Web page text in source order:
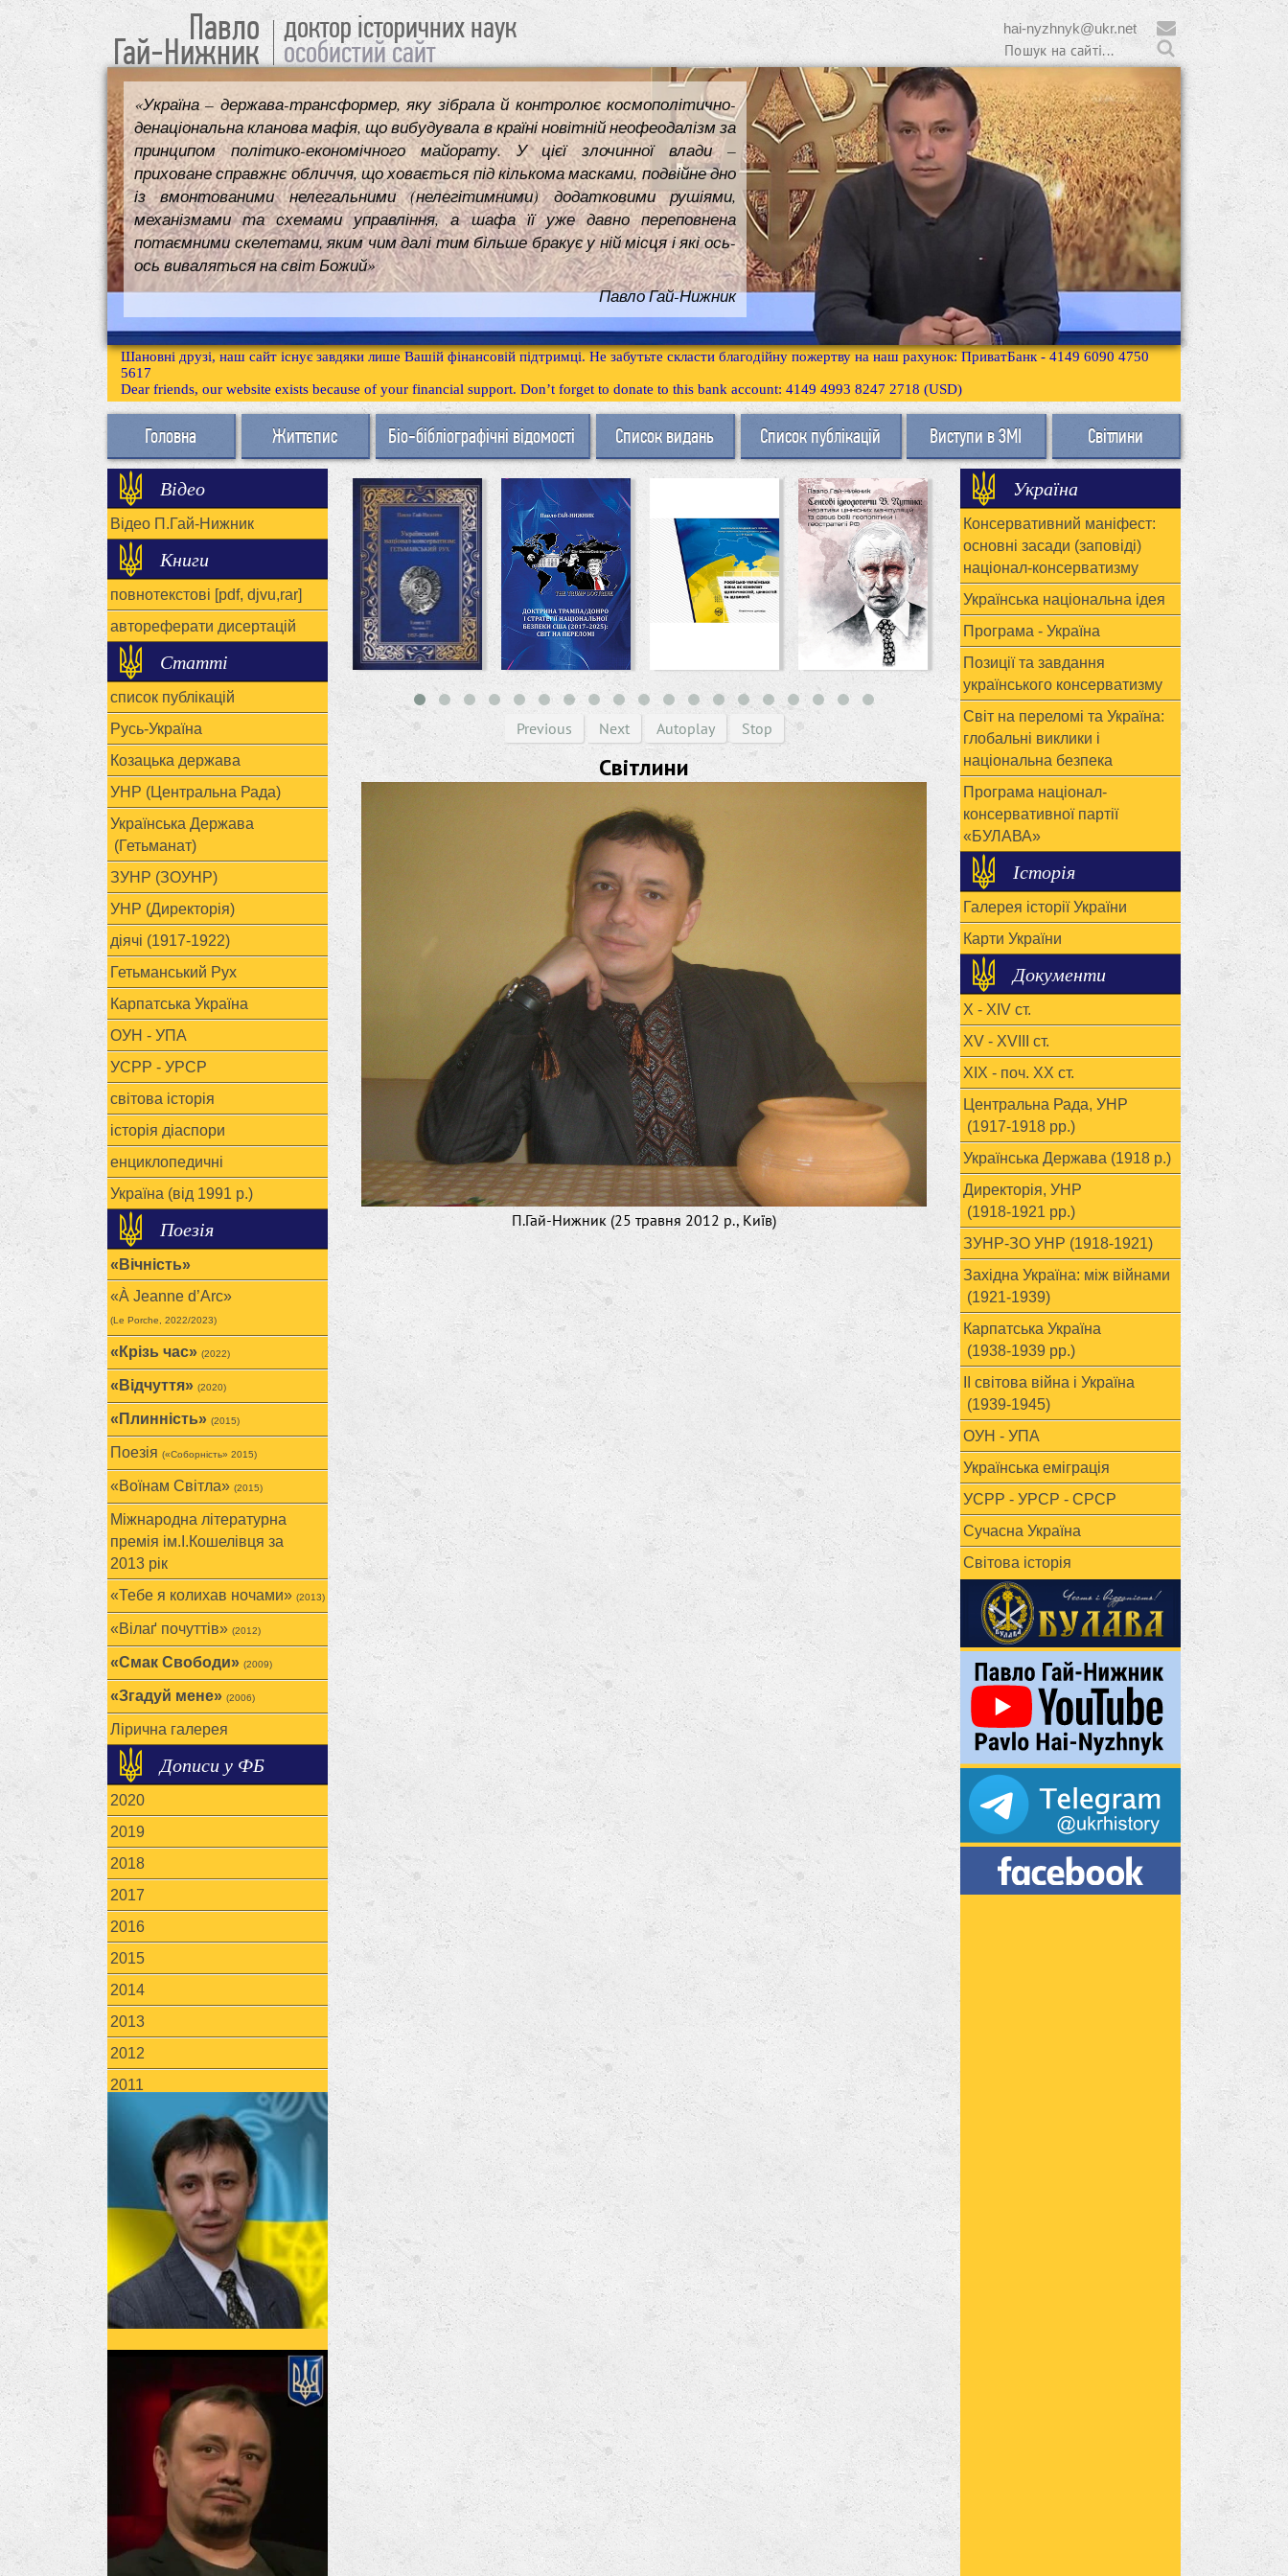
Павло
Гай-Нижник
доктор історичних наук
особистий сайт
hai-nyzhnyk@ukr.net
«Україна – держава-трансформер, яку зібрала й контролює космополітично-
денаціональна кланова мафія, що вибудувала в країні новітній неофеодалізм за
принципом політико-економічного майорату. У цієї злочинної влади –
приховане справжнє обличчя, що ховається під кількома масками, подвійне дно
із вмонтованими нелегальними (нелегітимними) додатковими рушіями,
механізмами та схемами управління, а шафа її уже давно переповнена
потаємними скелетами, яким чим далі тим більше бракує у ній місця і які ось-
ось виваляться на світ Божий»
Павло Гай-Нижник
Шановні друзі, наш сайт існує завдяки лише Вашій фінансовій підтримці. Не забутьте скласти благодійну пожертву на наш рахунок: ПриватБанк - 4149 6090 4750
5617
Dear friends, our website exists because of your financial support. Don’t forget to donate to this bank account: 4149 4993 8247 2718 (USD)
Головна Життєпис Біо-бібліографічні відомості Список видань Список публікацій Виступи в ЗМІ Світлини
Відео
Відео П.Гай-Нижник
Книги
повнотекстові [pdf, djvu,rar]
автореферати дисертацій
Статті
список публікацій
Русь-Україна
Козацька держава
УНР (Центральна Рада)
Українська Держава
(Гетьманат)
ЗУНР (ЗОУНР)
УНР (Директорія)
діячі (1917-1922)
Гетьманський Рух
Карпатська Україна
ОУН - УПА
УСРР - УРСР
світова історія
історія діаспори
енциклопедичні
Україна (від 1991 р.)
Поезія
«Вічність»
«À Jeanne d’Arc»
(Le Porche, 2022/2023)
«Крізь час» (2022)
«Відчуття» (2020)
«Плинність» (2015)
Поезія («Соборність» 2015)
«Воїнам Cвітла» (2015)
Міжнародна літературна
премія ім.І.Кошелівця за
2013 рік
«Тебе я колихав ночами» (2013)
«Вілаґ почуттів» (2012)
«Смак Свободи» (2009)
«Згадуй мене» (2006)
Лірична галерея
Дописи у ФБ
2020
2019
2018
2017
2016
2015
2014
2013
2012
2011
Previous Next Autoplay Stop
Світлини
П.Гай-Нижник (25 травня 2012 р., Київ)
Україна
Консервативний маніфест:
основні засади (заповіді)
націонал-консерватизму
Українська національна ідея
Програма - Україна
Позиції та завдання
українського консерватизму
Світ на переломі та Україна:
глобальні виклики і
національна безпека
Програма націонал-
консервативної партії
«БУЛАВА»
Історія
Галерея історії України
Карти України
Документи
X - XIV ст.
XV - XVIII ст.
ХІХ - поч. ХХ ст.
Центральна Рада, УНР
(1917-1918 рр.)
Українська Держава (1918 р.)
Директорія, УНР
(1918-1921 рр.)
ЗУНР-ЗО УНР (1918-1921)
Західна Україна: між війнами
(1921-1939)
Карпатська Україна
(1938-1939 рр.)
ІІ світова війна і Україна
(1939-1945)
ОУН - УПА
Українська еміграція
УСРР - УРСР - СРСР
Сучасна Україна
Світова історія